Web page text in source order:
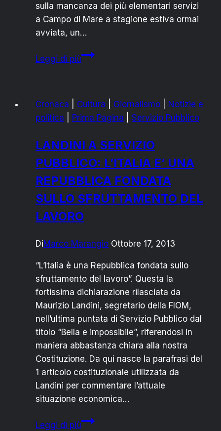
sulla mancanza dei più elementari servizi
a Campo di Mare a stagione estiva ormai
avviata, un…
Leggi di piùRAGUSA
SAREBBE
CAMPO
MARE?”
Cronaca Cultura Giornalismo
Notizie e
politica
Prima Pagina Servizio Pubblico
LANDINI A SERVIZIO
PUBBLICO: L’ITALIA E’ UNA
REPUBBLICA FONDATA
SULLO SFRUTTAMENTO DEL
LAVORO
DiMarco Marangio Ottobre 17, 2013
“L’Italia è una Repubblica fondata sullo
sfruttamento del lavoro”. Questa la
fortissima dichiarazione rilasciata da
Maurizio Landini, segretario della FIOM,
nell’ultima puntata di Servizio Pubblico dal
titolo “Bella e impossibile”, riferendosi in
maniera abbastanza chiara alla nostra
Costituzione. Da qui nasce la parafrasi del
1 articolo costituzionale utilizzata da
Landini per commentare l’attuale
situazione economica…
Leggi di piùLANDINI